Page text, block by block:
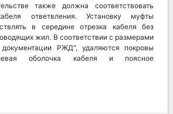
также должна соответствовать
ответвления. Установку муфты
в середине отрезка кабеля без
жил. В соответствии с размерами
документации РЖД", удаляются покровы
оболочка кабеля и поясное